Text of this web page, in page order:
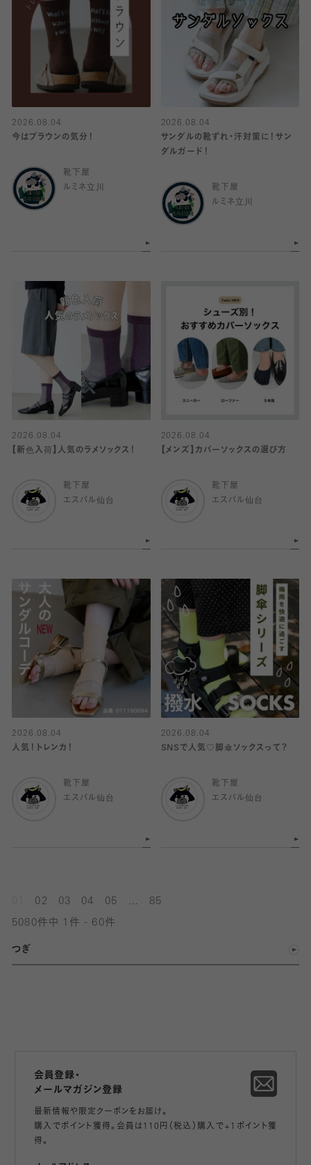
2026.08.04
今はブラウンの気分！
靴下屋
ルミネ立川
2026.08.04
サンダルの靴ずれ・汗対策に！サン
ダルガード！
靴下屋
ルミネ立川
2026.08.04
【新色入荷】人気のラメソックス！
靴下屋
エスパル仙台
2026.08.04
【メンズ】カバーソックスの選び方
靴下屋
エスパル仙台
2026.08.04
人気！トレンカ！
靴下屋
エスパル仙台
2026.08.04
SNSで人気♡脚傘ソックスって？
靴下屋
エスパル仙台
02 03 04 05 85
5080件中 1件 - 60件
つぎ
会員登録・
メールマガジン登録
最新情報や限定クーポンをお届け。
購入でポイント獲得。会員は110円（税込）購入で+1ポイント獲
得。